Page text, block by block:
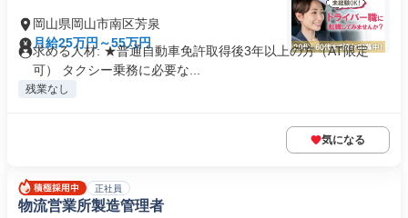
岡山県岡山市南区芳泉
月給25万円～55万円
求める人材: ★普通自動車免許取得後3年以上の方（AT限定
可） タクシー乗務に必要な...
残業なし
気になる
正社員
物流営業所製造管理者